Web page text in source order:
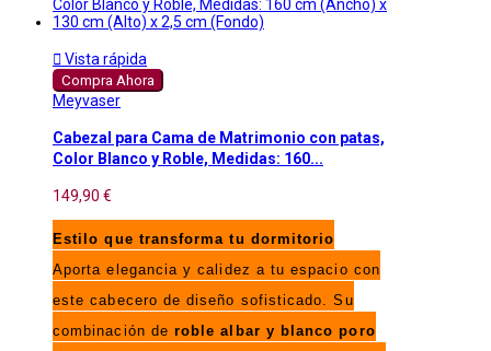
 Vista rápida
Compra Ahora
Meyvaser
Cabezal para Cama de Matrimonio con patas,
Color Blanco y Roble, Medidas: 160...
149,90 €
Estilo que transforma tu dormitorio
Aporta elegancia y calidez a tu espacio con
este cabecero de diseño sofisticado. Su
combinación de roble albar y blanco poro